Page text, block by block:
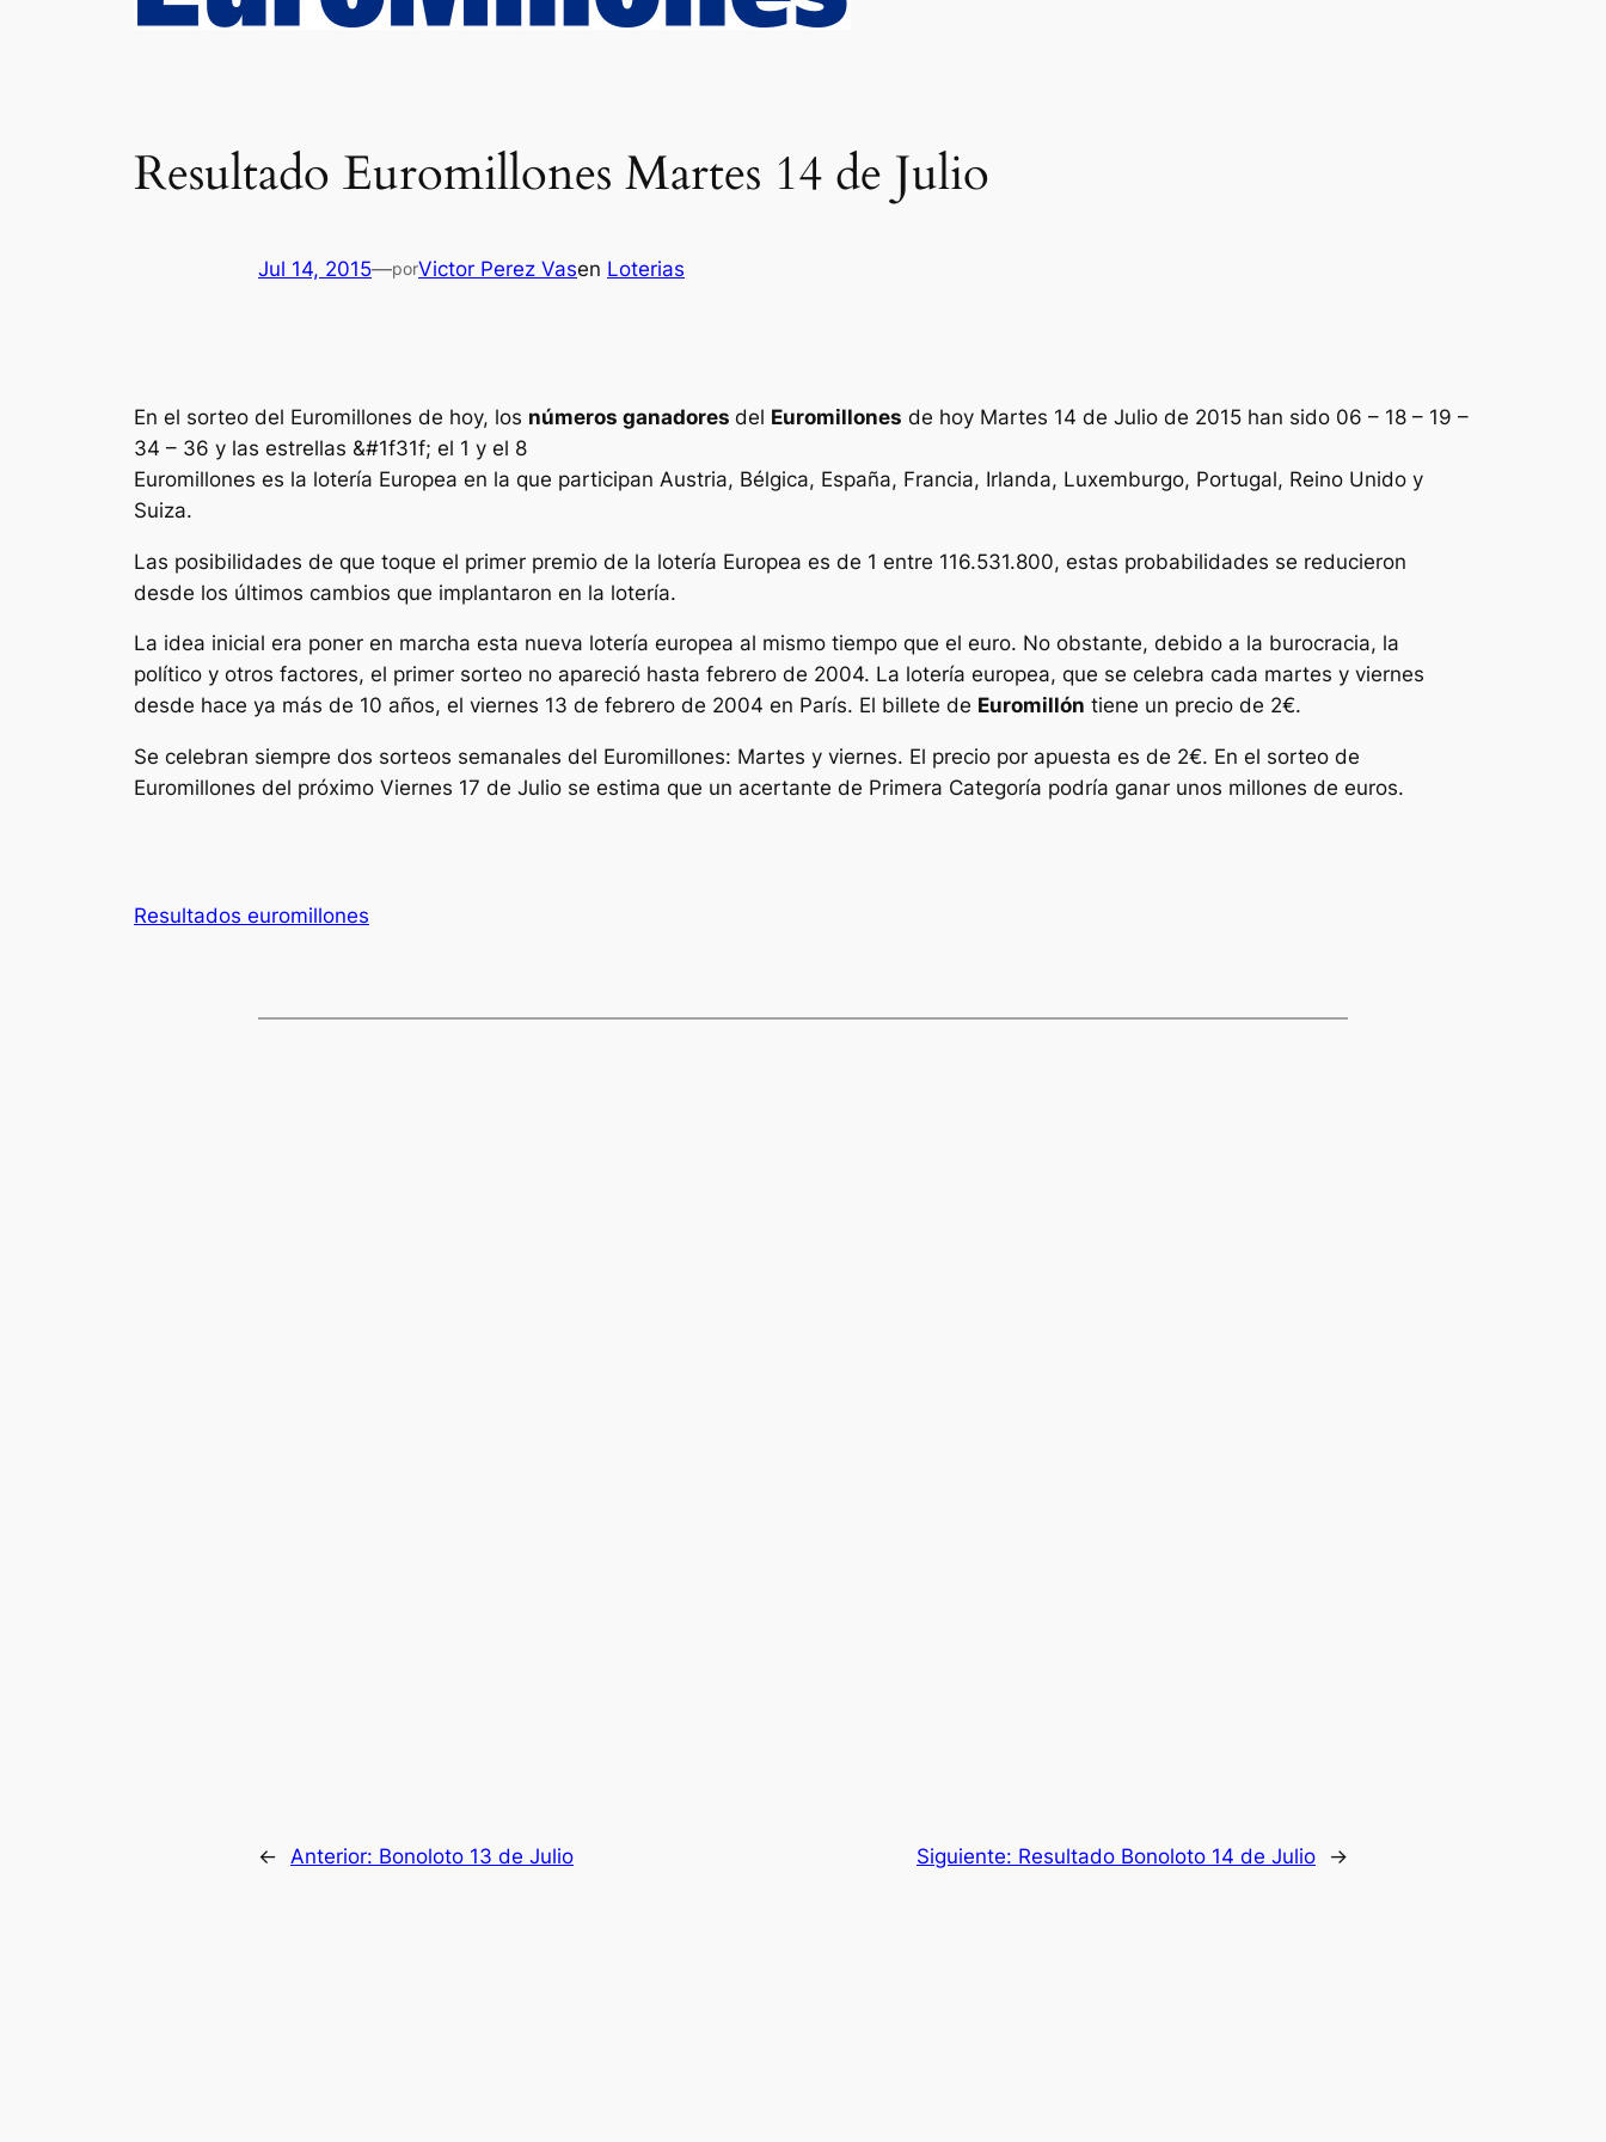
Resultado Euromillones Martes 14 de Julio
Jul 14, 2015—porVictor Perez Vasen Loterias
En el sorteo del Euromillones de hoy, los números ganadores del Euromillones de hoy Martes 14 de Julio de 2015 han sido 06 – 18 – 19 –
34 – 36 y las estrellas &#1f31f; el 1 y el 8
Euromillones es la lotería Europea en la que participan Austria, Bélgica, España, Francia, Irlanda, Luxemburgo, Portugal, Reino Unido y
Suiza.
Las posibilidades de que toque el primer premio de la lotería Europea es de 1 entre 116.531.800, estas probabilidades se reducieron
desde los últimos cambios que implantaron en la lotería.
La idea inicial era poner en marcha esta nueva lotería europea al mismo tiempo que el euro. No obstante, debido a la burocracia, la
político y otros factores, el primer sorteo no apareció hasta febrero de 2004. La lotería europea, que se celebra cada martes y viernes
desde hace ya más de 10 años, el viernes 13 de febrero de 2004 en París. El billete de Euromillón tiene un precio de 2€.
Se celebran siempre dos sorteos semanales del Euromillones: Martes y viernes. El precio por apuesta es de 2€. En el sorteo de
Euromillones del próximo Viernes 17 de Julio se estima que un acertante de Primera Categoría podría ganar unos millones de euros.
Resultados euromillones
← Anterior: Bonoloto 13 de Julio Siguiente: Resultado Bonoloto 14 de Julio →